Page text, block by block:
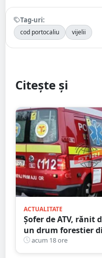
Tag-uri:
cod portocaliu vijelii
Citește și
ACTUALITATE
Șofer de ATV, rănit
un drum forestier
permisul anulat, iar
înmatriculat
acum 18 ore